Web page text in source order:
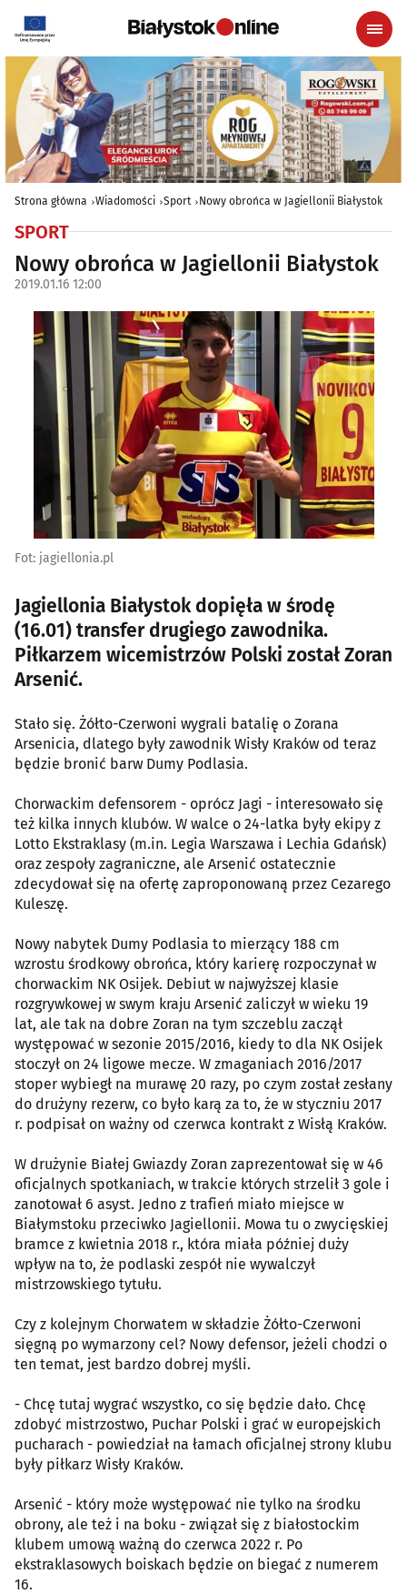
Strona główna Wiadomości Sport Nowy obrońca w Jagiellonii Białystok
SPORT
Nowy obrońca w Jagiellonii Białystok
2019.01.16 12:00
Fot: jagiellonia.pl
Jagiellonia Białystok dopięła w środę
(16.01) transfer drugiego zawodnika.
Piłkarzem wicemistrzów Polski został Zoran
Arsenić.
Stało się. Żółto-Czerwoni wygrali batalię o Zorana
Arsenicia, dlatego były zawodnik Wisły Kraków od teraz
będzie bronić barw Dumy Podlasia.
Chorwackim defensorem - oprócz Jagi - interesowało się
też kilka innych klubów. W walce o 24-latka były ekipy z
Lotto Ekstraklasy (m.in. Legia Warszawa i Lechia Gdańsk)
oraz zespoły zagraniczne, ale Arsenić ostatecznie
zdecydował się na ofertę zaproponowaną przez Cezarego
Kuleszę.
Nowy nabytek Dumy Podlasia to mierzący 188 cm
wzrostu środkowy obrońca, który karierę rozpoczynał w
chorwackim NK Osijek. Debiut w najwyższej klasie
rozgrywkowej w swym kraju Arsenić zaliczył w wieku 19
lat, ale tak na dobre Zoran na tym szczeblu zaczął
występować w sezonie 2015/2016, kiedy to dla NK Osijek
stoczył on 24 ligowe mecze. W zmaganiach 2016/2017
stoper wybiegł na murawę 20 razy, po czym został zesłany
do drużyny rezerw, co było karą za to, że w styczniu 2017
r. podpisał on ważny od czerwca kontrakt z Wisłą Kraków.
W drużynie Białej Gwiazdy Zoran zaprezentował się w 46
oficjalnych spotkaniach, w trakcie których strzelił 3 gole i
zanotował 6 asyst. Jedno z trafień miało miejsce w
Białymstoku przeciwko Jagiellonii. Mowa tu o zwycięskiej
bramce z kwietnia 2018 r., która miała później duży
wpływ na to, że podlaski zespół nie wywalczył
mistrzowskiego tytułu.
Czy z kolejnym Chorwatem w składzie Żółto-Czerwoni
sięgną po wymarzony cel? Nowy defensor, jeżeli chodzi o
ten temat, jest bardzo dobrej myśli.
- Chcę tutaj wygrać wszystko, co się będzie dało. Chcę
zdobyć mistrzostwo, Puchar Polski i grać w europejskich
pucharach - powiedział na łamach oficjalnej strony klubu
były piłkarz Wisły Kraków.
Arsenić - który może występować nie tylko na środku
obrony, ale też i na boku - związał się z białostockim
klubem umową ważną do czerwca 2022 r. Po
ekstraklasowych boiskach będzie on biegać z numerem
16.